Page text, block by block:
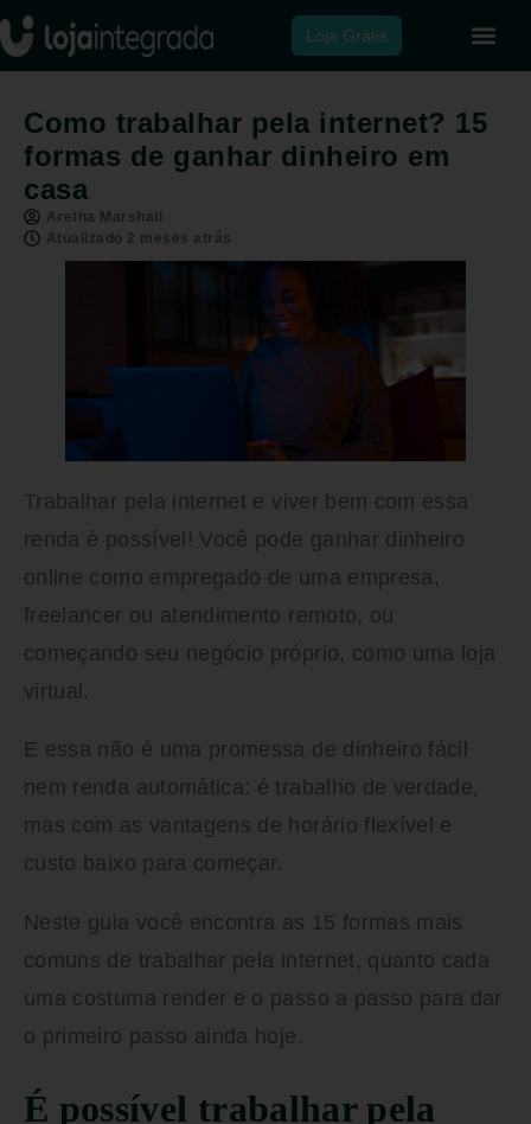
Loja Grátis
Como trabalhar pela internet? 15
formas de ganhar dinheiro em
casa
Aretha Marshall
Atualizado 2 meses atrás
Trabalhar pela internet e viver bem com essa
renda é possível! Você pode ganhar dinheiro
online como empregado de uma empresa,
freelancer ou atendimento remoto, ou
começando seu negócio próprio, como uma loja
virtual.
E essa não é uma promessa de dinheiro fácil
nem renda automática: é trabalho de verdade,
mas com as vantagens de horário flexível e
custo baixo para começar.
Neste guia você encontra as 15 formas mais
comuns de trabalhar pela internet, quanto cada
uma costuma render e o passo a passo para dar
o primeiro passo ainda hoje.
É possível trabalhar pela